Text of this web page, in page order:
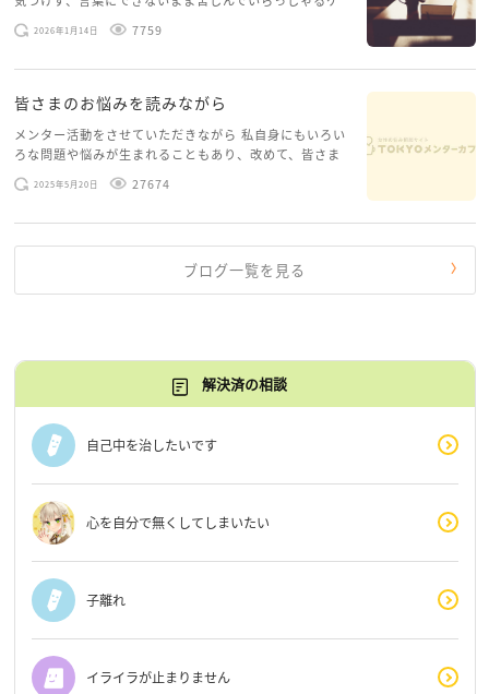
ースがありますお悩みというのは、心の深いところ（深
層心理）に触れることで、まったく違う角度から解決の
2026年1月14日 7759
皆さまのお悩みを読みながら
メンター活動をさせていただきながら 私自身にもいろい
ろな問題や悩みが生まれることもあり、改めて、皆さま
のお悩みを読みながら 「みんな、もがいてる。わたし
だけじゃないんだな」と、逆に励まされるような日々で
2025年5月20日 27674
ブログ一覧を見る
解決済の相談
自己中を治したいです
心を自分で無くしてしまいたい
子離れ
イライラが止まりません